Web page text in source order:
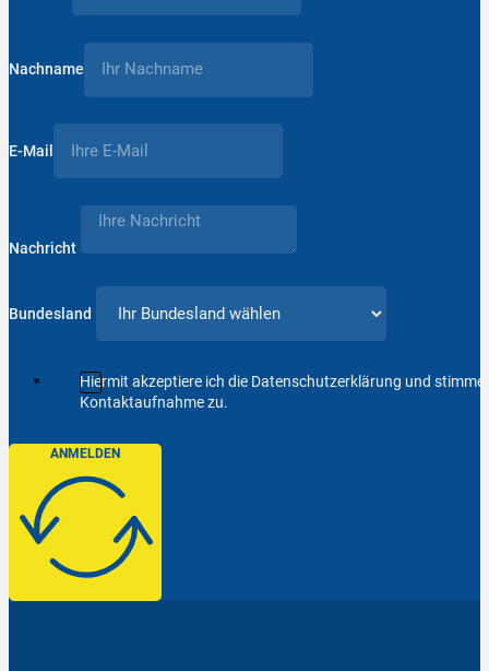
Nachname
E-Mail
Nachricht
Bundesland
Hiermit akzeptiere ich die Datenschutzerklärung und
Kontaktaufnahme zu.
ANMELDEN